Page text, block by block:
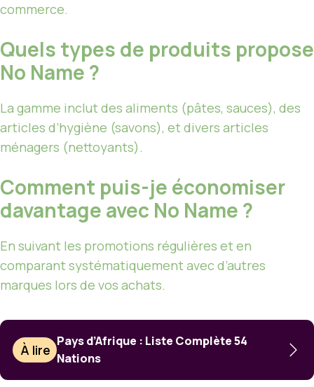
commerce.
Quels types de produits propose
No Name ?
La gamme inclut des aliments (pâtes, sauces), des
articles d’hygiène (savons), et divers articles
ménagers (nettoyants).
Comment puis-je économiser
davantage avec No Name ?
En suivant les promotions régulières et en
comparant systématiquement avec d’autres
marques lors de vos achats.
À lire
Pays d’Afrique : Liste Complète 54
Nations